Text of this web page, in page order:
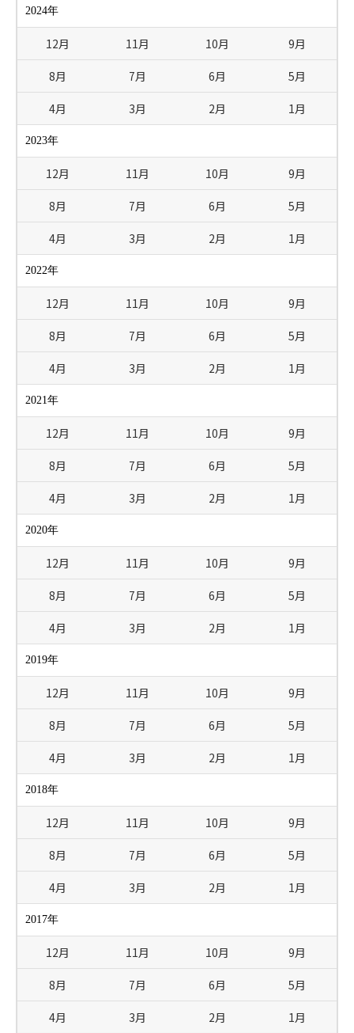
2024年
12月 11月 10月 9月
8月 7月 6月 5月
4月 3月 2月 1月
2023年
12月 11月 10月 9月
8月 7月 6月 5月
4月 3月 2月 1月
2022年
12月 11月 10月 9月
8月 7月 6月 5月
4月 3月 2月 1月
2021年
12月 11月 10月 9月
8月 7月 6月 5月
4月 3月 2月 1月
2020年
12月 11月 10月 9月
8月 7月 6月 5月
4月 3月 2月 1月
2019年
12月 11月 10月 9月
8月 7月 6月 5月
4月 3月 2月 1月
2018年
12月 11月 10月 9月
8月 7月 6月 5月
4月 3月 2月 1月
2017年
12月 11月 10月 9月
8月 7月 6月 5月
4月 3月 2月 1月